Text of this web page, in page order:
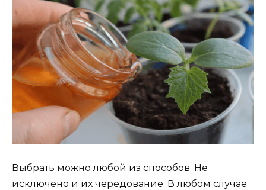
Выбрать можно любой из способов. Не
исключено и их чередование. В любом случае